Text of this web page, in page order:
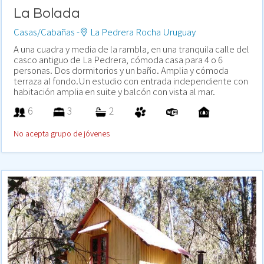
La Bolada
Casas/Cabañas -
La Pedrera Rocha Uruguay
A una cuadra y media de la rambla, en una tranquila calle del
casco antiguo de La Pedrera, cómoda casa para 4 o 6
personas. Dos dormitorios y un baño. Amplia y cómoda
terraza al fondo.Un estudio con entrada independiente con
habitación amplia en suite y balcón con vista al mar.
6 3 2
No acepta grupo de jóvenes